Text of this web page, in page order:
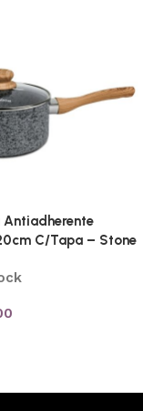
Antiadherente
C/Tapa – Stone